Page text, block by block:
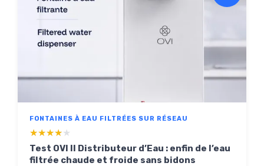
FONTAINES À EAU FILTRÉES SUR RÉSEAU
★★★★★
★★★★★
Test OVI II Distributeur d’Eau : enfin de l’eau
filtrée chaude et froide sans bidons